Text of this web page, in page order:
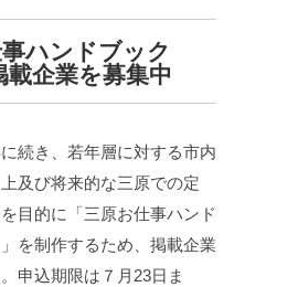
事ハンドブック
企業を募集中
続き、若年層に対する市内
及び将来的な三原での定
目的に「三原お仕事ハンド
を制作するため、掲載企業
申込期限は７月23日ま